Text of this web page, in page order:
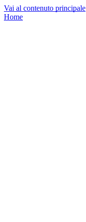
Vai al contenuto principale
Home